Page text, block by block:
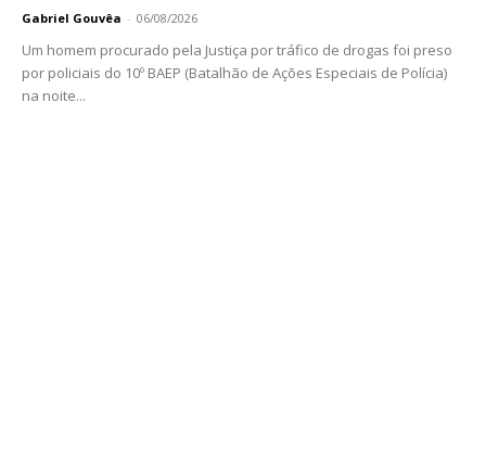
Gabriel Gouvêa - 06/08/2026
Um homem procurado pela Justiça por tráfico de drogas foi preso
por policiais do 10º BAEP (Batalhão de Ações Especiais de Polícia)
na noite...